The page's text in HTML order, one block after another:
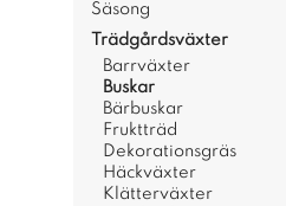
Säsong
Trädgårdsväxter
Barrväxter
Buskar
Bärbuskar
Fruktträd
Dekorationsgräs
Häckväxter
Klätterväxter